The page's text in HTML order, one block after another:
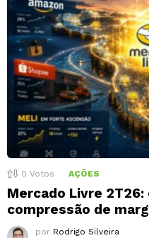
0 Votos AÇÕES
Mercado Livre
compressão de
por Rodrigo Silveira